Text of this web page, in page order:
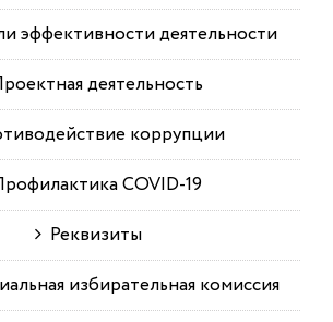
эффективности деятельности
деятельность
коррупции
COVID-19
Реквизиты
избирательная комиссия